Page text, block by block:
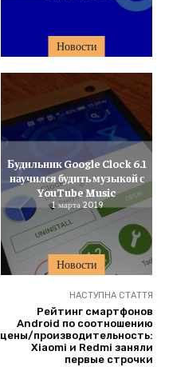
Новости
Новости
Будильник Google Clock 6.1
научился будить музыкой с
YouTube Music
1 марта 2019
НАСТУПНА СТАТТЯ
Рейтинг смартфонов
Android по соотношению
цены/производительность:
Xiaomi и Redmi заняли
первые строчки